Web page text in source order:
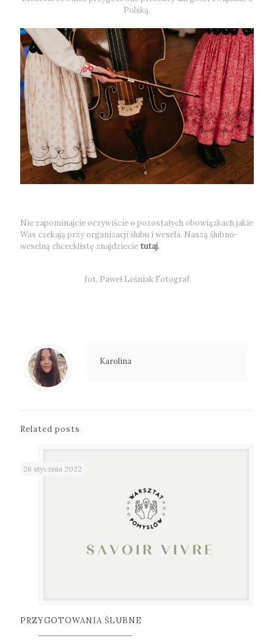
Polską.
Nie zapominajcie oczywiście o pozostałych obowiązkach jakie
Was czekają przy organizacji ślubu i wesela. Naszą ślubno-
weselną chcecklistę znajdziecie tutaj.
fot. Paweł Leśniak Fotograf
Karolina
Related posts
26 stycznia 2022
PRZYGOTOWANIA ŚLUBNE